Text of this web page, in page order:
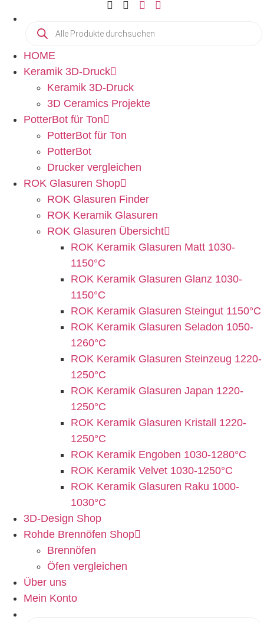
HOME
Keramik 3D-Druck
Keramik 3D-Druck
3D Ceramics Projekte
PotterBot für Ton
PotterBot für Ton
PotterBot
Drucker vergleichen
ROK Glasuren Shop
ROK Glasuren Finder
ROK Keramik Glasuren
ROK Glasuren Übersicht
ROK Keramik Glasuren Matt 1030-
1150°C
ROK Keramik Glasuren Glanz 1030-
1150°C
ROK Keramik Glasuren Steingut 1150°C
ROK Keramik Glasuren Seladon 1050-
1260°C
ROK Keramik Glasuren Steinzeug 1220-
1250°C
ROK Keramik Glasuren Japan 1220-
1250°C
ROK Keramik Glasuren Kristall 1220-
1250°C
ROK Keramik Engoben 1030-1280°C
ROK Keramik Velvet 1030-1250°C
ROK Keramik Glasuren Raku 1000-
1030°C
3D-Design Shop
Rohde Brennöfen Shop
Brennöfen
Öfen vergleichen
Über uns
Mein Konto